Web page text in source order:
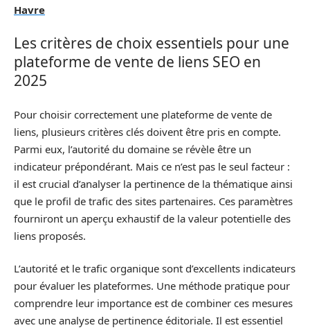
Havre
Les critères de choix essentiels pour une
plateforme de vente de liens SEO en
2025
Pour choisir correctement une plateforme de vente de
liens, plusieurs critères clés doivent être pris en compte.
Parmi eux, l’autorité du domaine se révèle être un
indicateur prépondérant. Mais ce n’est pas le seul facteur :
il est crucial d’analyser la pertinence de la thématique ainsi
que le profil de trafic des sites partenaires. Ces paramètres
fourniront un aperçu exhaustif de la valeur potentielle des
liens proposés.
L’autorité et le trafic organique sont d’excellents indicateurs
pour évaluer les plateformes. Une méthode pratique pour
comprendre leur importance est de combiner ces mesures
avec une analyse de pertinence éditoriale. Il est essentiel